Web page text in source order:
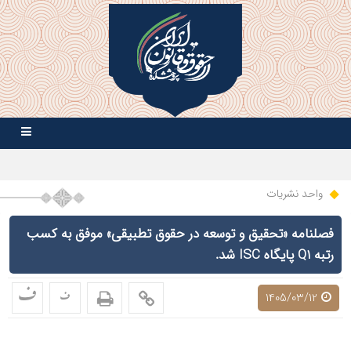
واحد نشریات
فصلنامه «تحقیق و توسعه در حقوق تطبیقی» موفق به کسب
رتبه Q1 پایگاه ISC شد.
ف ف